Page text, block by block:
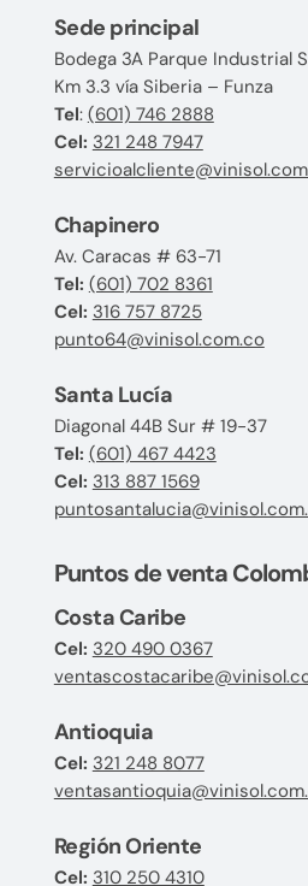
Sede principal
Bodega 3A Parque Industrial
Km 3.3 vía Siberia – Funza
Tel: (601) 746 2888
Cel: 321 248 7947
Chapinero
Av. Caracas # 63-71
Tel: (601) 702 8361
Cel: 316 757 8725
punto64@vinisol.com.co
Santa Lucía
Diagonal 44B Sur # 19-37
Tel: (601) 467 4423
Cel: 313 887 1569
Puntos de venta
Costa Caribe
Cel: 320 490 0367
Antioquia
Cel: 321 248 8077
Región Oriente
Cel: 310 250 4310